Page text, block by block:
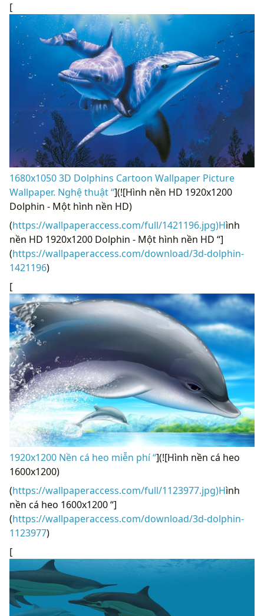
[
1680x1050 3D Dolphins Cartoon Wallpaper Picture
Wallpaper. Nghệ thuật “](![Hình nền HD 1920x1200
Dolphin - Một hình nền HD)
(https://wallpaperaccess.com/full/1421196.jpg)Hình
nền HD 1920x1200 Dolphin - Một hình nền HD “]
(https://wallpaperaccess.com/download/3d-dolphin-
1421196)
[
1920x1200 Nền cá heo miễn phí “](![Hình nền cá heo
1600x1200)
(https://wallpaperaccess.com/full/1123977.jpg)Hình
nền cá heo 1600x1200 “]
(https://wallpaperaccess.com/download/3d-dolphin-
1123977)
[